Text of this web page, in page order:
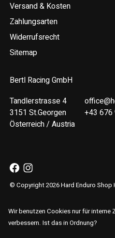
Versand & Kosten
Zahlungsarten
Widerrufsrecht
Sitemap
Bertl Racing GmbH
Tandlerstrasse 4
3151 St.Georgen
Österreich / Austria
+43 676
© Copyright 2026 Hard Enduro Shop
Wir benutzen Cookies nur für interne
verbessern. Ist das in Ordnung?